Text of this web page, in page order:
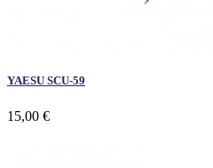
YAESU SCU-59
15,00 €